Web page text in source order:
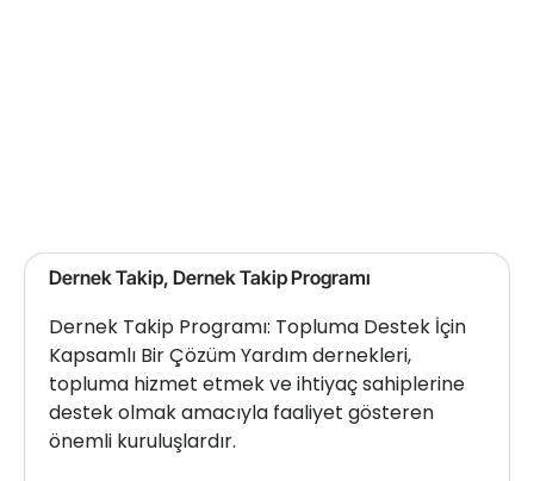
Dernek Takip, Dernek Takip Programı
Dernek Takip Programı: Topluma Destek İçin
Kapsamlı Bir Çözüm Yardım dernekleri,
topluma hizmet etmek ve ihtiyaç sahiplerine
destek olmak amacıyla faaliyet gösteren
önemli kuruluşlardır.